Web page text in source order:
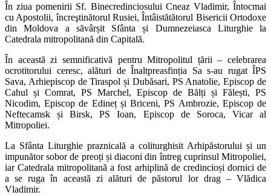
În ziua pomenirii Sf. Binecredinciosului Cneaz Vladimir, Întocmai
cu Apostolii, încreştinătorul Rusiei, Întâistătătorul Bisericii Ortodoxe
din Moldova a săvârșit Sfânta și Dumnezeiasca Liturghie la
Catedrala mitropolitană din Capitală.
În această zi semnificativă pentru Mitropolitul țării – celebrarea
ocrotitorului ceresc, alături de Înaltpreasfinția Sa s-au rugat ÎPS
Sava, Arhiepiscop de Tiraspol și Dubăsari, PS Anatolie, Episcop de
Cahul și Comrat, PS Marchel, Episcop de Bălți și Fălești, PS
Nicodim, Episcop de Edineț și Briceni, PS Ambrozie, Episcop de
Neftecamsk și Birsk, PS Ioan, Episcop de Soroca, Vicar al
Mitropoliei.
La Sfânta Liturghie praznicală a coliturghisit Arhipăstorului și un
impunător sobor de preoți și diaconi din întreg cuprinsul Mitropoliei,
iar Catedrala mitropolitană a fost arhiplină de credincioși dornici de
a se ruga în această zi alături de păstorul lor drag – Vlădica
Vladimir.